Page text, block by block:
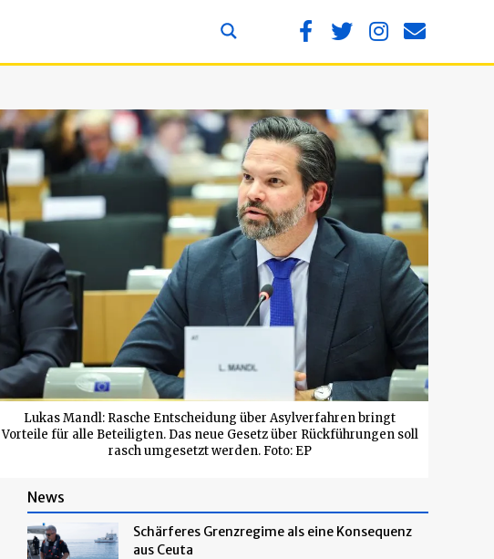
Lukas Mandl: Rasche Entscheidung über Asylverfahren bringt
Vorteile für alle Beteiligten. Das neue Gesetz über Rückführungen soll
rasch umgesetzt werden. Foto: EP
News
Schärferes Grenzregime als eine Konsequenz
aus Ceuta